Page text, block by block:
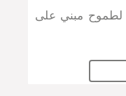
لطموح مبني على